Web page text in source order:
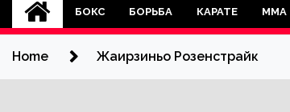
БОКС БОРЬБА КАРАТЕ ММА
Home Жаирзиньо Розенстрайк